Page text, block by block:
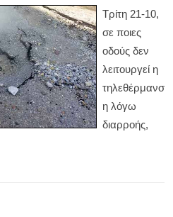
Τρίτη 21-10,
σε ποιες
οδούς δεν
λειτουργεί η
τηλεθέρμανσ
η λόγω
διαρροής,